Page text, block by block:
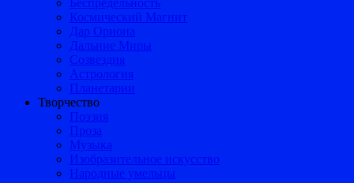
Беспредельность
Космический Магнит
Дар Ориона
Дальние Миры
Созвездия
Астрология
Планетарии
Творчество
Поэзия
Проза
Музыка
Изобразительное искусство
Народные умельцы